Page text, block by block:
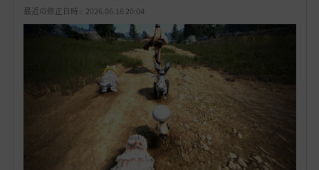
最近の修正日時 : 2026.06.16 20:04